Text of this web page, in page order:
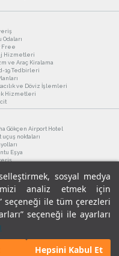
sosyal medya
analiz etmek için
seçeneği ile tüm çerezleri
seçeneği ile ayarları
Hepsini Kabul Et
Odaları
Free
Hizmetleri
ve Araç Kiralama
19 Tedbirleri
ve Döviz İşlemleri
Hizmetleri
Gökçen Airport Hotel
uçuş noktaları
Eşya
Gizlilik Taahhüdümüz |